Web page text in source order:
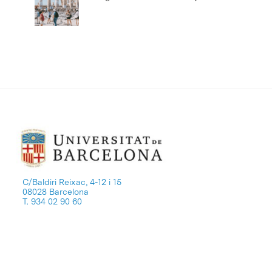
C/Baldiri Reixac, 4-12 i 15
08028 Barcelona
T. 934 02 90 60